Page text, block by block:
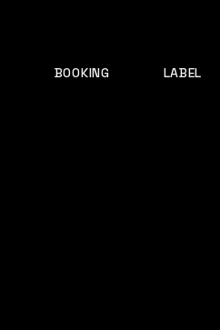
BOOKING LABEL